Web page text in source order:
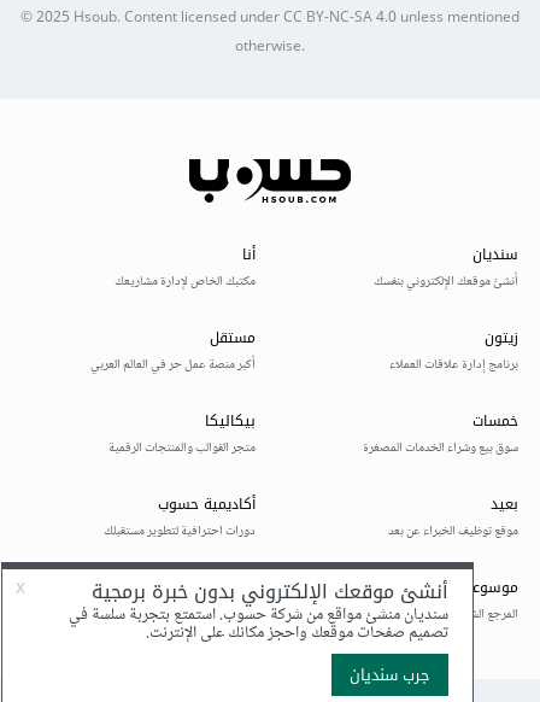
© 2025Hsoub.Content licensed underCC BY-NC-SA 4.0unless mentioned
otherwise.